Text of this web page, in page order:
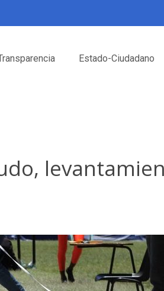
Estado-Ciudadano